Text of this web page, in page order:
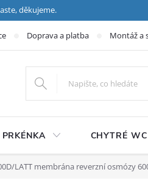
děkujeme.
Doprava a platba Montáž a
CHYTRÉ
LATT membrána reverzní osmózy